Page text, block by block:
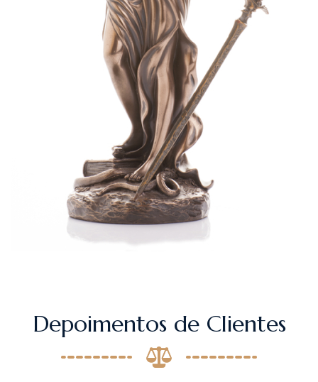
Depoimentos de Clientes